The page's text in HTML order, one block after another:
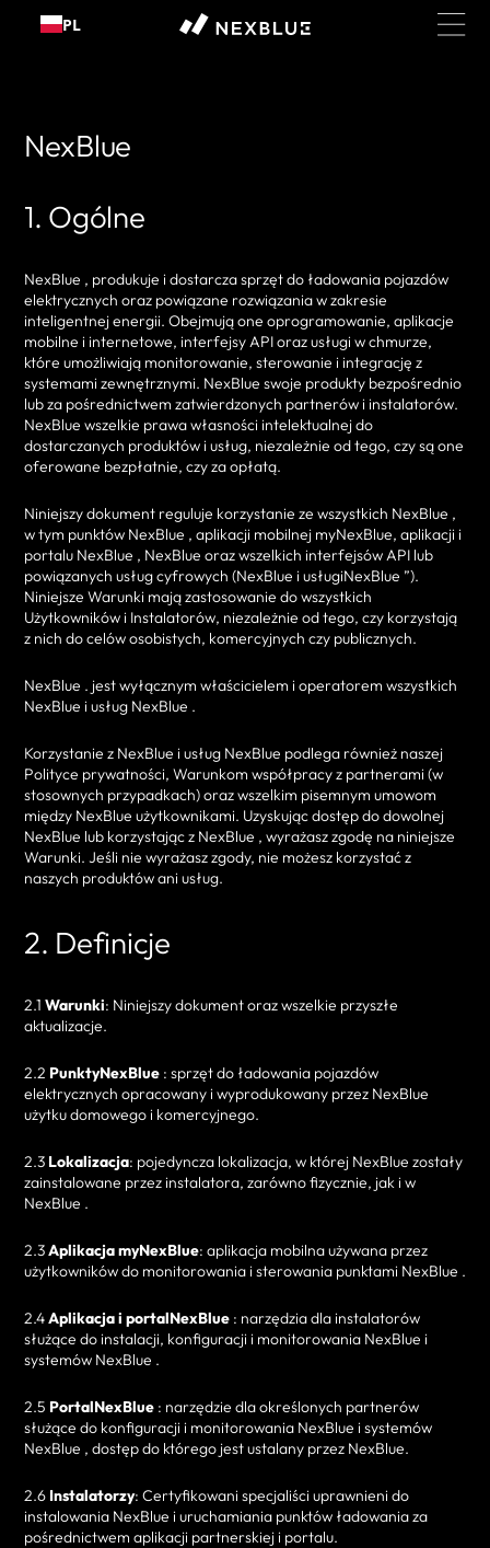
do
PL
NexBlue
1. Ogólne
NexBlue , produkuje i dostarcza sprzęt do ładowania pojazdów
elektrycznych oraz powiązane rozwiązania w zakresie
inteligentnej energii. Obejmują one oprogramowanie, aplikacje
mobilne i internetowe, interfejsy API oraz usługi w chmurze,
które umożliwiają monitorowanie, sterowanie i integrację z
systemami zewnętrznymi. NexBlue swoje produkty bezpośrednio
lub za pośrednictwem zatwierdzonych partnerów i instalatorów.
NexBlue wszelkie prawa własności intelektualnej do
dostarczanych produktów i usług, niezależnie od tego, czy są one
oferowane bezpłatnie, czy za opłatą.
Niniejszy dokument reguluje korzystanie ze wszystkich NexBlue ,
w tym punktów NexBlue , aplikacji mobilnej myNexBlue, aplikacji i
portalu NexBlue , NexBlue oraz wszelkich interfejsów API lub
powiązanych usług cyfrowych (NexBlue i usługiNexBlue ”).
Niniejsze Warunki mają zastosowanie do wszystkich
Użytkowników i Instalatorów, niezależnie od tego, czy korzystają
z nich do celów osobistych, komercyjnych czy publicznych.
NexBlue . jest wyłącznym właścicielem i operatorem wszystkich
NexBlue i usług NexBlue .
Korzystanie z NexBlue i usług NexBlue podlega również naszej
Polityce prywatności, Warunkom współpracy z partnerami (w
stosownych przypadkach) oraz wszelkim pisemnym umowom
między NexBlue użytkownikami. Uzyskując dostęp do dowolnej
NexBlue lub korzystając z NexBlue , wyrażasz zgodę na niniejsze
Warunki. Jeśli nie wyrażasz zgody, nie możesz korzystać z
naszych produktów ani usług.
2. Definicje
2.1 Warunki: Niniejszy dokument oraz wszelkie przyszłe
aktualizacje.
2.2 PunktyNexBlue : sprzęt do ładowania pojazdów
elektrycznych opracowany i wyprodukowany przez NexBlue
użytku domowego i komercyjnego.
2.3 Lokalizacja: pojedyncza lokalizacja, w której NexBlue zostały
zainstalowane przez instalatora, zarówno fizycznie, jak i w
NexBlue .
2.3Aplikacja myNexBlue: aplikacja mobilna używana przez
użytkowników do monitorowania i sterowania punktami NexBlue .
2.4Aplikacja i portalNexBlue : narzędzia dla instalatorów
służące do instalacji, konfiguracji i monitorowania NexBlue i
systemów NexBlue .
2.5 PortalNexBlue : narzędzie dla określonych partnerów
służące do konfiguracji i monitorowania NexBlue i systemów
NexBlue , dostęp do którego jest ustalany przez NexBlue.
2.6 Instalatorzy: Certyfikowani specjaliści uprawnieni do
instalowania NexBlue i uruchamiania punktów ładowania za
pośrednictwem aplikacji partnerskiej i portalu.